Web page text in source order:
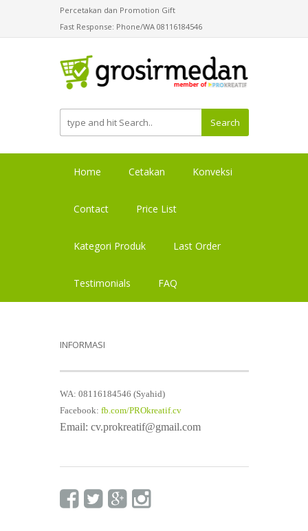
Percetakan dan Promotion Gift
Fast Response: Phone/WA 08116184546
Search
Home Cetakan Konveksi
Contact Price List
Kategori Produk Last Order
Testimonials FAQ
INFORMASI
WA: 08116184546 (Syahid)
Facebook: fb.com/PROkreatif.cv
Email: cv.prokreatif@gmail.com